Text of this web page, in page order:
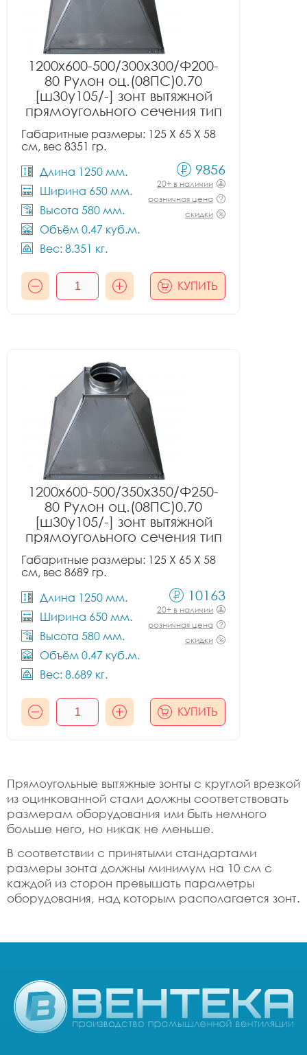
1200x600-500/300x300/Ф200-
80 Рулон оц.(08ПС)0.70
[ш30у105/-] зонт вытяжной
прямоугольного сечения тип
Габаритные размеры: 125 X 65 X 58
см, вес 8351 гр.
Длина 1250 мм.
Ширина 650 мм.
Высота 580 мм.
Объём 0.47 куб.м.
Вес: 8.351 кг.
9856
20+ в наличии
розничная цена
скидки
КУПИТЬ
1200x600-500/350x350/Ф250-
80 Рулон оц.(08ПС)0.70
[ш30у105/-] зонт вытяжной
прямоугольного сечения тип
Габаритные размеры: 125 X 65 X 58
см, вес 8689 гр.
Длина 1250 мм.
Ширина 650 мм.
Высота 580 мм.
Объём 0.47 куб.м.
Вес: 8.689 кг.
10163
20+ в наличии
розничная цена
скидки
КУПИТЬ
Прямоугольные вытяжные зонты с круглой врезкой
из оцинкованной стали должны соответствовать
размерам оборудования или быть немного
больше него, но никак не меньше.
В соответствии с принятыми стандартами
размеры зонта должны минимум на 10 см с
каждой из сторон превышать параметры
оборудования, над которым располагается зонт.